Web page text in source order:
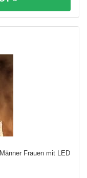
Frauen mit LED